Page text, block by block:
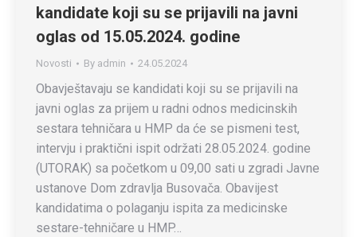
kandidate koji su se prijavili na javni
oglas od 15.05.2024. godine
Novosti By admin 24.05.2024
Obavještavaju se kandidati koji su se prijavili na
javni oglas za prijem u radni odnos medicinskih
sestara tehničara u HMP da će se pismeni test,
intervju i praktični ispit održati 28.05.2024. godine
(UTORAK) sa početkom u 09,00 sati u zgradi Javne
ustanove Dom zdravlja Busovača. Obavijest
kandidatima o polaganju ispita za medicinske
sestare-tehničare u HMP…